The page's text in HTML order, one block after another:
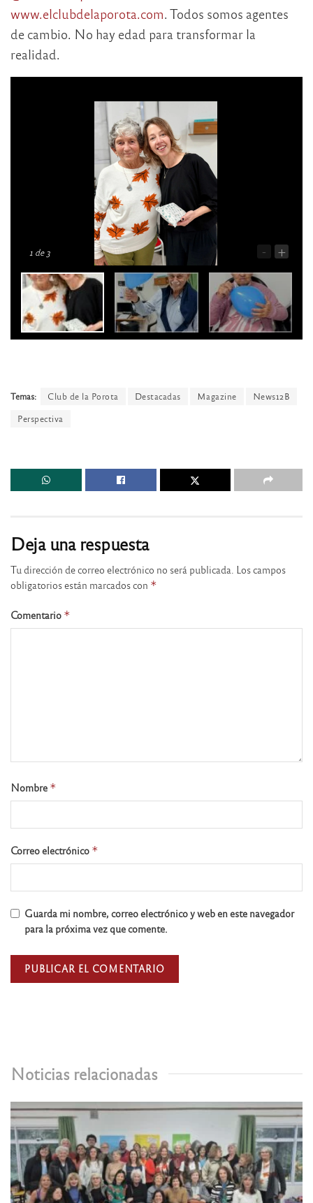
www.elclubdelaporota.com. Todos somos agentes
de cambio. No hay edad para transformar la
realidad.
1 de 3 - +
Temas: Club de la Porota Destacadas Magazine
News12B
Perspectiva
Noticias relacionadas
Deja una respuesta
Tu dirección de correo electrónico no será publicada. Los campos
obligatorios están marcados con *
Comentario *
Nombre *
Correo electrónico *
Guarda mi nombre, correo electrónico y web en este navegador
para la próxima vez que comente.